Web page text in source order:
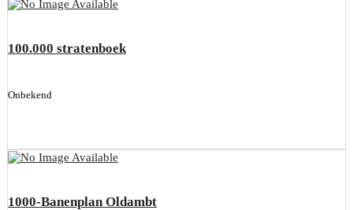
100.000 stratenboek
Onbekend
1000-Banenplan Oldambt